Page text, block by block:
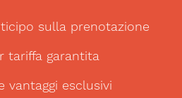
sulla prenotazione
tariffa garantita
vantaggi esclusivi